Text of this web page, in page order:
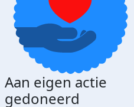
Aan eigen actie
gedoneerd